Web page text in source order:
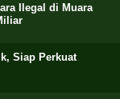
Ilegal di Muara
Siap Perkuat